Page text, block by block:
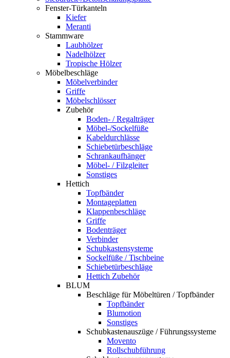
Fenster-Türkanteln
Kiefer
Meranti
Stammware
Laubhölzer
Nadelhölzer
Tropische Hölzer
Möbelbeschläge
Möbelverbinder
Griffe
Möbelschlösser
Zubehör
Boden- / Regalträger
Möbel-/Sockelfüße
Kabeldurchlässe
Schiebetürbeschläge
Schrankaufhänger
Möbel- / Filzgleiter
Sonstiges
Hettich
Topfbänder
Montageplatten
Klappenbeschläge
Griffe
Bodenträger
Verbinder
Schubkastensysteme
Sockelfüße / Tischbeine
Schiebetürbeschläge
Hettich Zubehör
BLUM
Beschläge für Möbeltüren / Topfbänder
Topfbänder
Blumotion
Sonstiges
Schubkastenauszüge / Führungssysteme
Movento
Rollschubführung